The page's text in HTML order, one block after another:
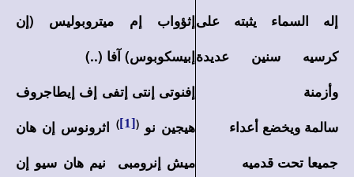
إله السماء يثبته على
كرسيه سنين عديدة
وأزمنة
سالمة ويخضع أعداء
جميعا تحت قدميه
إثؤواب إم ميتروبوليس (إن
إبيسكوبوس) آفا (..)
إفنوتى إنتى إتفى إف إيطاجروف
هيجين نو(
[1]
) اثرونوس إن هان
ميش إنرومبى نيم هان سيو إن